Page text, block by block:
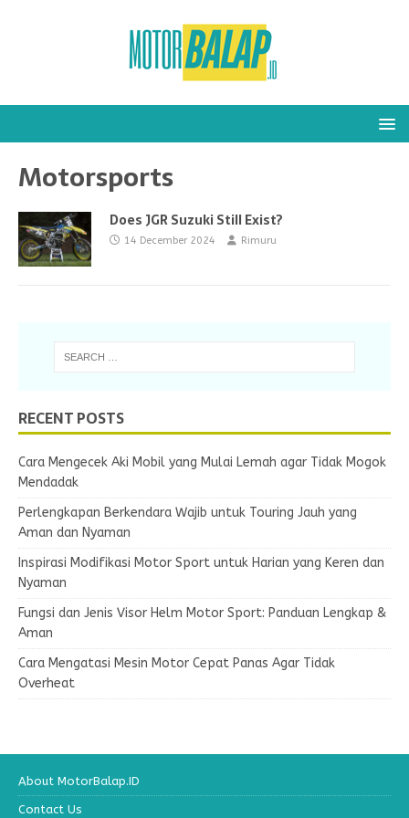
Motorsports
Does JGR Suzuki Still Exist?
14 December 2024 Rimuru
RECENT POSTS
Cara Mengecek Aki Mobil yang Mulai Lemah agar Tidak Mogok
Mendadak
Perlengkapan Berkendara Wajib untuk Touring Jauh yang
Aman dan Nyaman
Inspirasi Modifikasi Motor Sport untuk Harian yang Keren dan
Nyaman
Fungsi dan Jenis Visor Helm Motor Sport: Panduan Lengkap &
Aman
Cara Mengatasi Mesin Motor Cepat Panas Agar Tidak
Overheat
About MotorBalap.ID
Contact Us